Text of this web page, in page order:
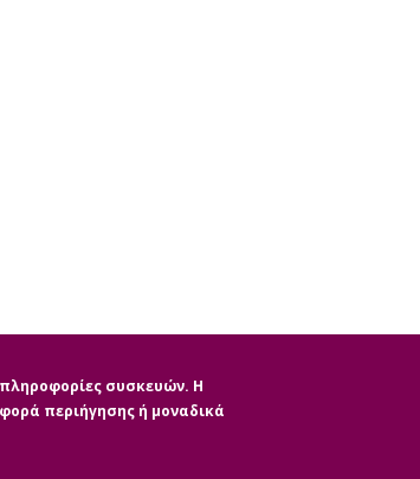
συσκευών. Η
περιήγησης ή μοναδικά